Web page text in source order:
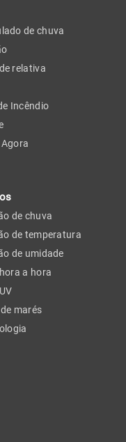
de chuva
relativa
Incêndio
de chuva
de temperatura
de umidade
a hora
marés